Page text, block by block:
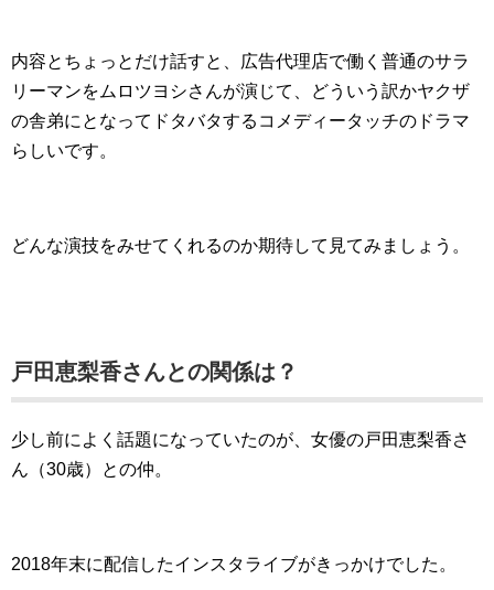
内容とちょっとだけ話すと、広告代理店で働く普通のサラ
リーマンをムロツヨシさんが演じて、どういう訳かヤクザ
の舎弟にとなってドタバタするコメディータッチのドラマ
らしいです。
どんな演技をみせてくれるのか期待して見てみましょう。
戸田恵梨香さんとの関係は？
少し前によく話題になっていたのが、女優の戸田恵梨香さ
ん（30歳）との仲。
2018年末に配信したインスタライブがきっかけでした。